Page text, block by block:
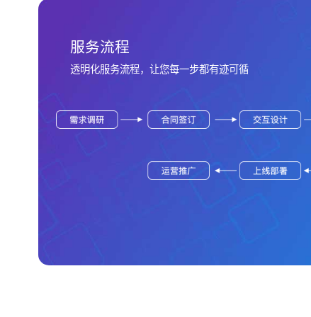
服务流程
透明化服务流程，让您每一步都有迹可循